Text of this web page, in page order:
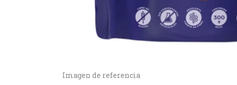
Imagen de referencia